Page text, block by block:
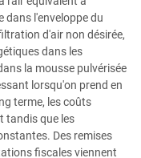
dans l'enveloppe du
d'air non désirée,
dans les
la mousse pulvérisée
lorsqu'on prend en
terme, les coûts
tandis que les
Des remises
fiscales viennent